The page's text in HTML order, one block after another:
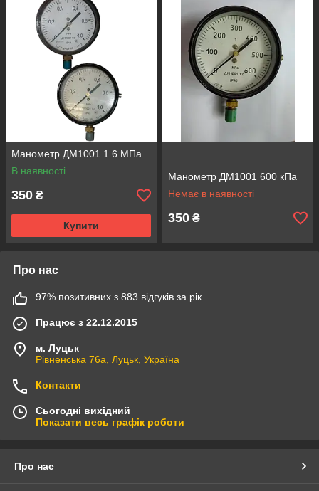
Манометр ДМ1001 1.6 МПа
В наявності
350 ₴
Купити
Манометр ДМ1001 600 кПа
Немає в наявності
350 ₴
Про нас
97% позитивних з 883 відгуків за рік
Працює з 22.12.2015
м. Луцьк
Рівненська 76а, Луцьк, Україна
Контакти
Сьогодні вихідний
Показати весь графік роботи
Про нас